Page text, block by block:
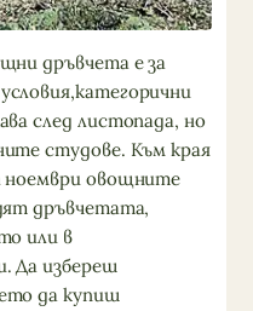
дръвчета е за
след листопада, но
студове. Към края
ноември овощните
дръвчетата,
или в
Да избереш
да купиш